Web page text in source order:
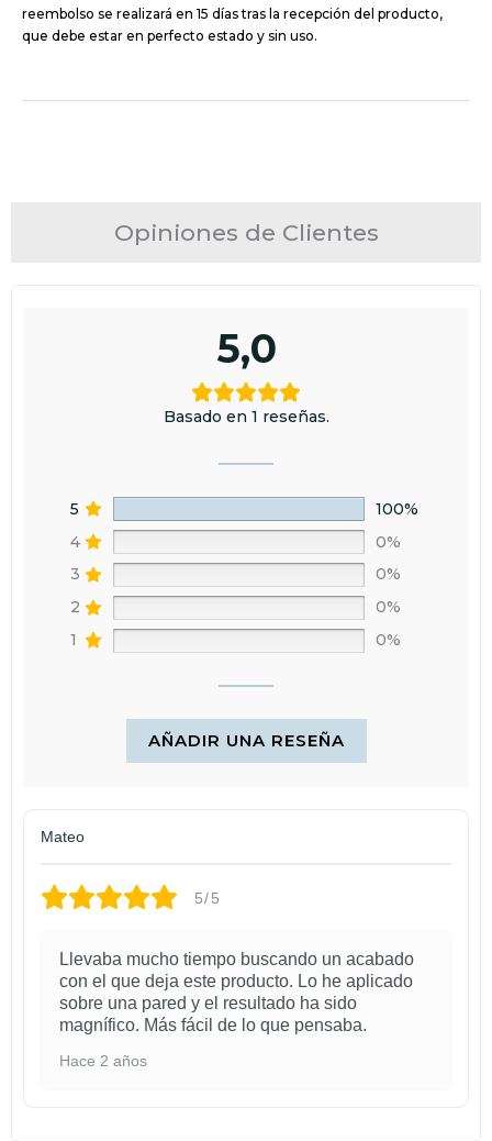
reembolso se realizará en 15 días tras la recepción del producto,
que debe estar en perfecto estado y sin uso.
Opiniones de Clientes
5,0
Basado en 1 reseñas.
5
100%
4
0%
3
0%
2
0%
1
0%
AÑADIR UNA RESEÑA
Mateo
5/5
Llevaba mucho tiempo buscando un acabado
con el que deja este producto. Lo he aplicado
sobre una pared y el resultado ha sido
magnífico. Más fácil de lo que pensaba.
Hace 2 años